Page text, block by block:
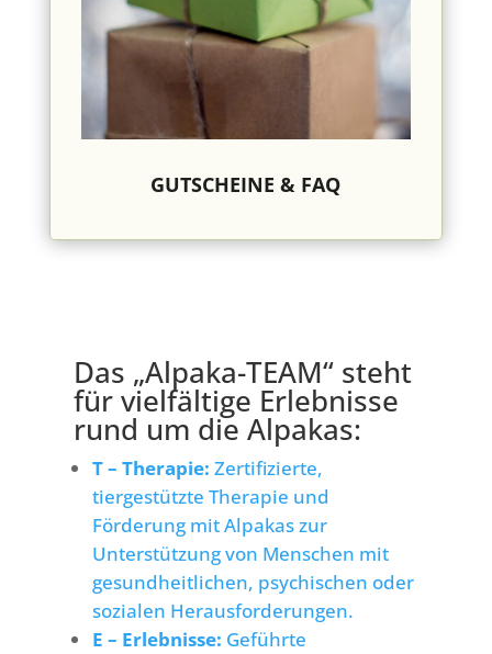
GUTSCHEINE & FAQ
Das „Alpaka-TEAM“ steht
für vielfältige Erlebnisse
rund um die Alpakas:
T – Therapie: Zertifizierte,
tiergestützte Therapie und
Förderung mit Alpakas zur
Unterstützung von Menschen mit
gesundheitlichen, psychischen oder
sozialen Herausforderungen.
E – Erlebnisse: Geführte